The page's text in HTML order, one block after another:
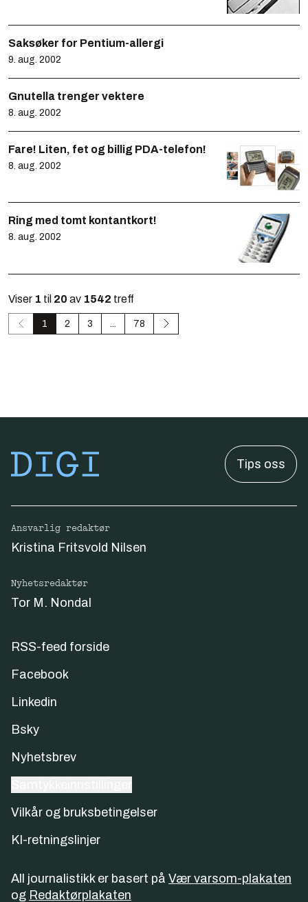
Saksøker for Pentium-allergi
9. aug. 2002
Gnutella trenger vektere
8. aug. 2002
Fare! Liten, fet og billig PDA-telefon!
8. aug. 2002
Ring med tomt kontantkort!
8. aug. 2002
Viser 1 til 20 av 1542 treff
1 2 3 78
Tips oss
Ansvarlig redaktør
Kristina Fritsvold Nilsen
Nyhetsredaktør
Tor M. Nondal
RSS-feed forside
Facebook
Linkedin
Bsky
Nyhetsbrev
Vilkår og bruksbetingelser
KI-retningslinjer
All journalistikk er basert på Vær varsom-plakaten
og Redaktørplakaten